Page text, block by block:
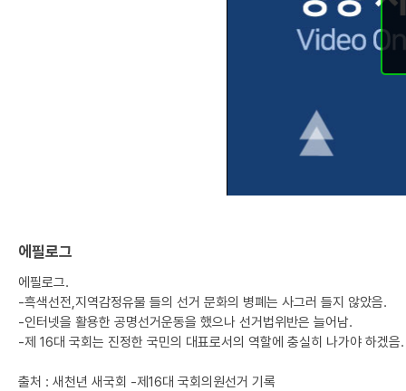
에필로그
에필로그.
-흑색선전,지역감정유물 들의 선거 문화의 병폐는 사그러 들지 않았음.
-인터넷을 활용한 공명선거운동을 했으나 선거법위반은 늘어남.
-제 16대 국회는 진정한 국민의 대표로서의 역할에 충실히 나가야 하겠음.
출처 : 새천년 새국회 -제16대 국회의원선거 기록